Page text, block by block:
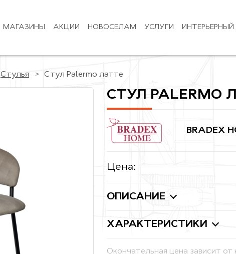
МАГАЗИНЫ АКЦИИ НОВОСЕЛАМ УСЛУГИ
Стулья Стул Palermo латте
СТУЛ PALERMO
BRADEX
Цена:
ОПИСАНИЕ
ХАРАКТЕРИСТИКИ
Окончательная цена зависит